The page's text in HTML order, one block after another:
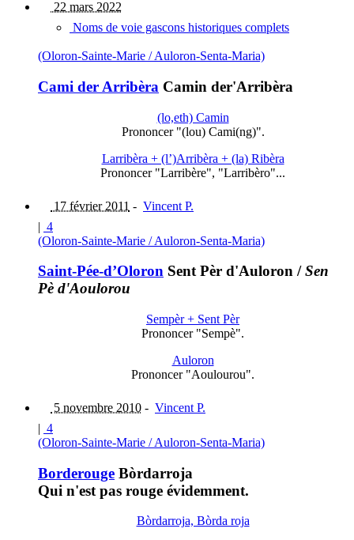
22 mars 2022
Noms de voie gascons historiques complets
(Oloron-Sainte-Marie / Auloron-Senta-Maria)
Cami der Arribèra Camin der'Arribèra
(lo,eth) Camin
Prononcer "(lou) Cami(ng)".
Larribèra + (l’)Arribèra + (la) Ribèra
Prononcer "Larribère", "Larribèro"...
17 février 2011 - Vincent P.
| 4
(Oloron-Sainte-Marie / Auloron-Senta-Maria)
Saint-Pée-d’Oloron Sent Pèr d'Auloron /Sen
Pè d'Aoulorou
Sempèr + Sent Pèr
Prononcer "Sempè".
Auloron
Prononcer "Aoulourou".
5 novembre 2010 - Vincent P.
| 4
(Oloron-Sainte-Marie / Auloron-Senta-Maria)
Borderouge Bòrdarroja
Qui n'est pas rouge évidemment.
Bòrdarroja, Bòrda roja